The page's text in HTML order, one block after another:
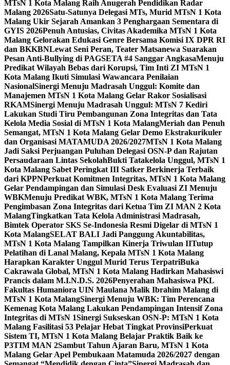
MTsN 1 Kota Malang Raih Anugerah Pendidikan Radar
Malang 2026Satu-Satunya Delegasi MTs, Murid MTsN 1 Kota
Malang Ukir Sejarah Amankan 3 Penghargaan Sementara di
GYIS 2026Penuh Antusias, Civitas Akademika MTsN 1 Kota
Malang Gelorakan Edukasi Genre Bersama Komisi IX DPR RI
dan BKKBNLewat Seni Peran, Teater Matsanewa Suarakan
Pesan Anti-Bullying di PAGSETA #4 Sanggar AngkasaMenuju
Predikat Wilayah Bebas dari Korupsi, Tim Inti ZI MTsN 1
Kota Malang Ikuti Simulasi Wawancara Penilaian
NasionalSinergi Menuju Madrasah Unggul: Komite dan
Manajemen MTsN 1 Kota Malang Gelar Rakor Sosialisasi
RKAMSinergi Menuju Madrasah Unggul: MTsN 7 Kediri
Lakukan Studi Tiru Pembangunan Zona Integritas dan Tata
Kelola Media Sosial di MTsN 1 Kota MalangMeriah dan Penuh
Semangat, MTsN 1 Kota Malang Gelar Demo Ekstrakurikuler
dan Organisasi MATAMUDA 2026/2027MTsN 1 Kota Malang
Jadi Saksi Perjuangan Puluhan Delegasi OSN-P dan Rajutan
Persaudaraan Lintas SekolahBukti Tatakelola Unggul, MTsN 1
Kota Malang Sabet Peringkat III Satker Berkinerja Terbaik
dari KPPNPerkuat Komitmen Integritas, MTsN 1 Kota Malang
Gelar Pendampingan dan Simulasi Desk Evaluasi ZI Menuju
WBKMenuju Predikat WBK, MTsN 1 Kota Malang Terima
Pengimbasan Zona Integritas dari Ketua Tim ZI MAN 2 Kota
MalangTingkatkan Tata Kelola Administrasi Madrasah,
Bimtek Operator SKS Se-Indonesia Resmi Digelar di MTsN 1
Kota MalangSELAT BALI Jadi Panggung Akuntabilitas,
MTsN 1 Kota Malang Tampilkan Kinerja Triwulan IITutup
Pelatihan di Lanal Malang, Kepala MTsN 1 Kota Malang
Harapkan Karakter Unggul Murid Terus TerpatriBuka
Cakrawala Global, MTsN 1 Kota Malang Hadirkan Mahasiswi
Prancis dalam M.I.N.D.S. 2026Penyerahan Mahasiswa PKL
Fakultas Humaniora UIN Maulana Malik Ibrahim Malang di
MTsN 1 Kota MalangSinergi Menuju WBK: Tim Perencana
Kemenag Kota Malang Lakukan Pendampingan Intensif Zona
Integritas di MTsN 1Sinergi Sukseskan OSN-P: MTsN 1 Kota
Malang Fasilitasi 53 Pelajar Hebat Tingkat ProvinsiPerkuat
Sistem TI, MTsN 1 Kota Malang Belajar Praktik Baik ke
P3TIM MAN 2Sambut Tahun Ajaran Baru, MTsN 1 Kota
Malang Gelar Apel Pembukaan Matamuda 2026/2027 dengan